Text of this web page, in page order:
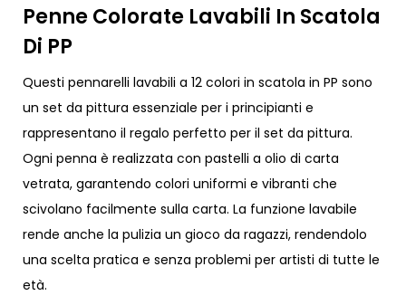
Penne Colorate Lavabili In Scatola
Di PP
Questi pennarelli lavabili a 12 colori in scatola in PP sono
un set da pittura essenziale per i principianti e
rappresentano il regalo perfetto per il set da pittura.
Ogni penna è realizzata con pastelli a olio di carta
vetrata, garantendo colori uniformi e vibranti che
scivolano facilmente sulla carta. La funzione lavabile
rende anche la pulizia un gioco da ragazzi, rendendolo
una scelta pratica e senza problemi per artisti di tutte le
età.